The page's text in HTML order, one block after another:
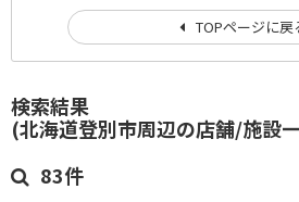
検索結果
(北海道登別市周辺の店舗/施設一
83件
TOPページに戻